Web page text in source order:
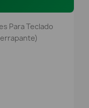
Para Teclado